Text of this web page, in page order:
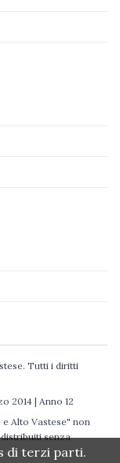
Tutti i diritti
2014 | Anno 12
Alto Vastese" non
senza
di terzi parti.